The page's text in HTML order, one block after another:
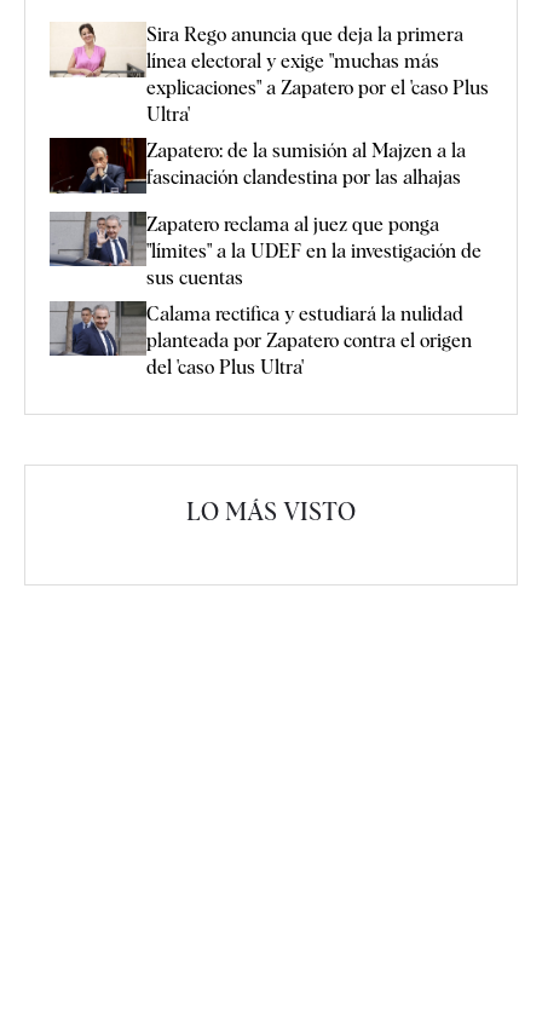
Sira Rego anuncia que deja la primera
línea electoral y exige "muchas más
explicaciones" a Zapatero por el 'caso Plus
Ultra'
Zapatero: de la sumisión al Majzen a la
fascinación clandestina por las alhajas
Zapatero reclama al juez que ponga
"límites" a la UDEF en la investigación de
sus cuentas
Calama rectifica y estudiará la nulidad
planteada por Zapatero contra el origen
del 'caso Plus Ultra'
LO MÁS VISTO